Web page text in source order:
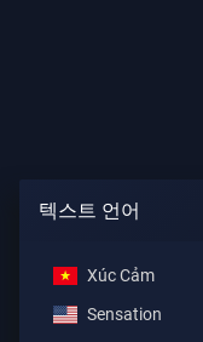
텍스트 언어
Xúc Cảm
Sensation